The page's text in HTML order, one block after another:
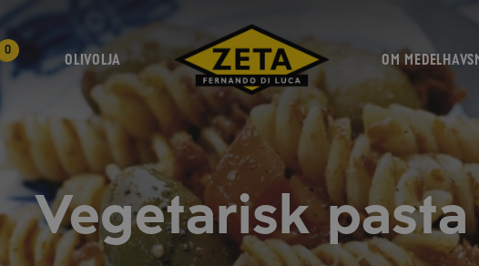
0
OLIVOLJA OM
Vegetarisk pasta